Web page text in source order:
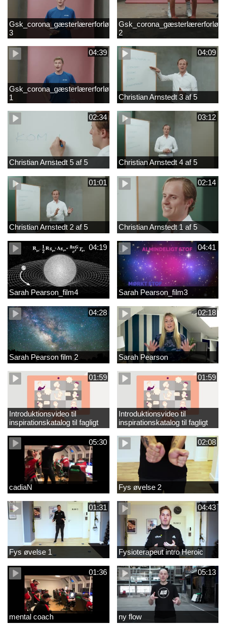
Gsk_corona_gæsterlærerforløb_Axelsen_del
3
2
04:39
Gsk_corona_gæsterlærerforløb_Axelsen_del
1
04:09
Christian Arnstedt 3 af 5
02:34
Christian Arnstedt 5 af 5
03:12
Christian Arnstedt 4 af 5
01:01
Christian Arnstedt 2 af 5
02:14
Christian Arnstedt 1 af 5
04:19
Sarah Pearson_film4
04:41
Sarah Pearson_film3
04:28
Sarah Pearson film 2
02:18
Sarah Pearson
01:59
Introduktionsvideo til
inspirationskatalog til fagligt
løft_tilrettet
01:59
Introduktionsvideo til
inspirationskatalog til fagligt
løft
05:30
cadiaN
02:08
Fys øvelse 2
01:31
Fys øvelse 1
04:43
Fysioterapeut intro Heroic
01:36
mental coach
05:13
ny flow